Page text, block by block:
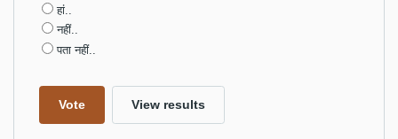
Choices
हां..
नहीं..
पता नहीं..